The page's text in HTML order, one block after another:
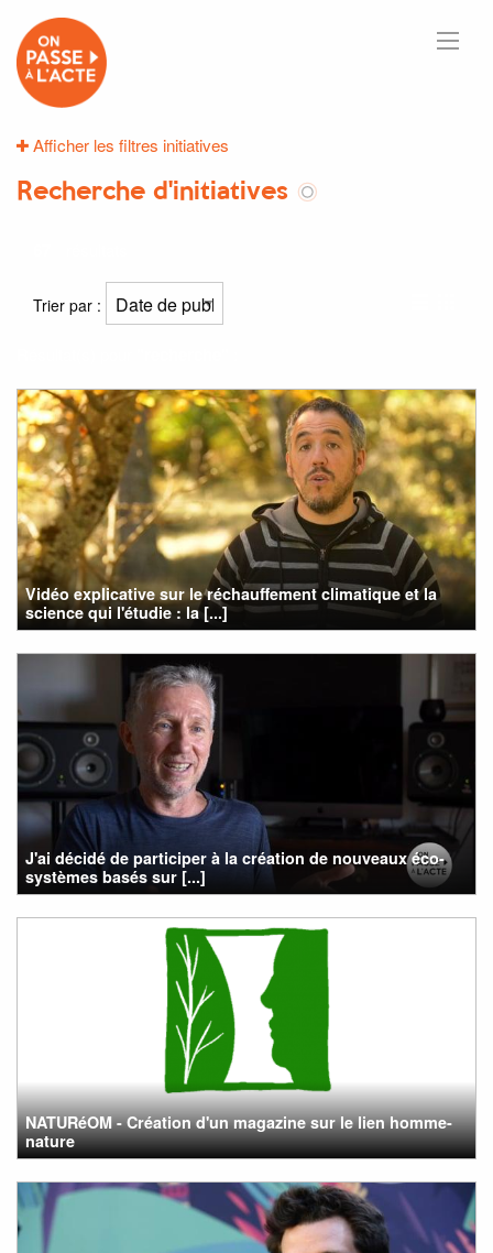
Afficher les filtres initiatives
Recherche d'initiatives
Trier par :
Vidéo explicative sur le réchauffement climatique et la
science qui l'étudie : la [...]
J'ai décidé de participer à la création de nouveaux éco-
systèmes basés sur [...]
NATURéOM - Création d'un magazine sur le lien homme-
nature